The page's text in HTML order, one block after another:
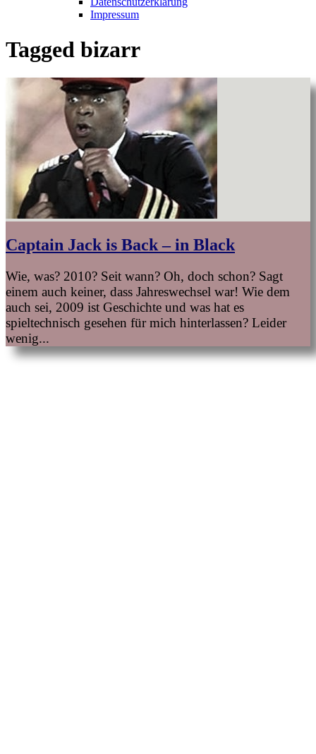
Impressum
Tagged bizarr
Captain Jack is Back – in Black
Wie, was? 2010? Seit wann? Oh, doch schon? Sagt
einem auch keiner, dass Jahreswechsel war! Wie dem
auch sei, 2009 ist Geschichte und was hat es
spieltechnisch gesehen für mich hinterlassen? Leider
wenig...